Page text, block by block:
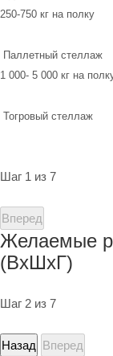
250-750 кг на полку
Паллетный стеллаж
1 000- 5 000 кг на
Тогровый стеллаж
Шаг 1 из 7
Вперед
Желаемые
(ВхШхГ)
Шаг 2 из 7
Назад Вперед